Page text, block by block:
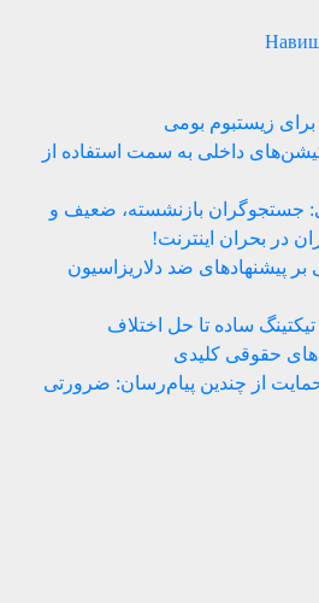
برای زیستبوم بومی
داخلی به سمت استفاده از
جستجوگران بازنشسته، ضعیف و
در بحران اینترنت!
بر پیشنهادهای ضد دلاریزاسیون
تیکتینگ ساده تا حل اختلاف
حقوقی کلیدی
از چندین پیام‌رسان: ضرورتی